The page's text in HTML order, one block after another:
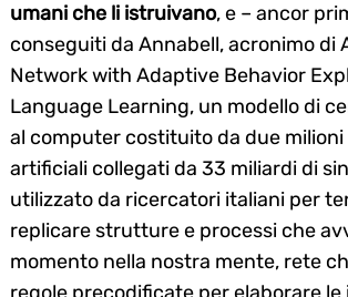
umani che li istruivano, e – ancor
conseguiti da Annabell, acronimo di
Network with Adaptive Behavior
Language Learning, un modello di
al computer costituito da due
artificiali collegati da 33 miliardi di
utilizzato da ricercatori italiani per
replicare strutture e processi che
momento nella nostra mente, rete